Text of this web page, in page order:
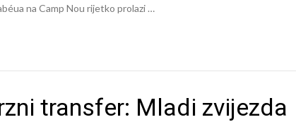
na Camp Nou rijetko prolazi …
transfer: Mladi zvijezda